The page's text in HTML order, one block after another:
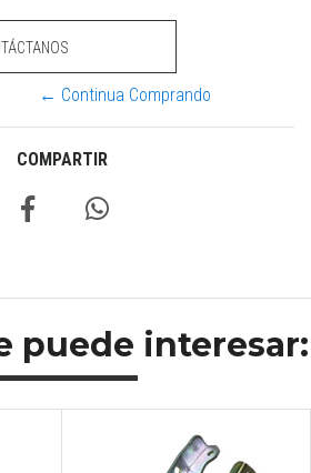
← Continua Comprando
COMPARTIR
puede interesar: